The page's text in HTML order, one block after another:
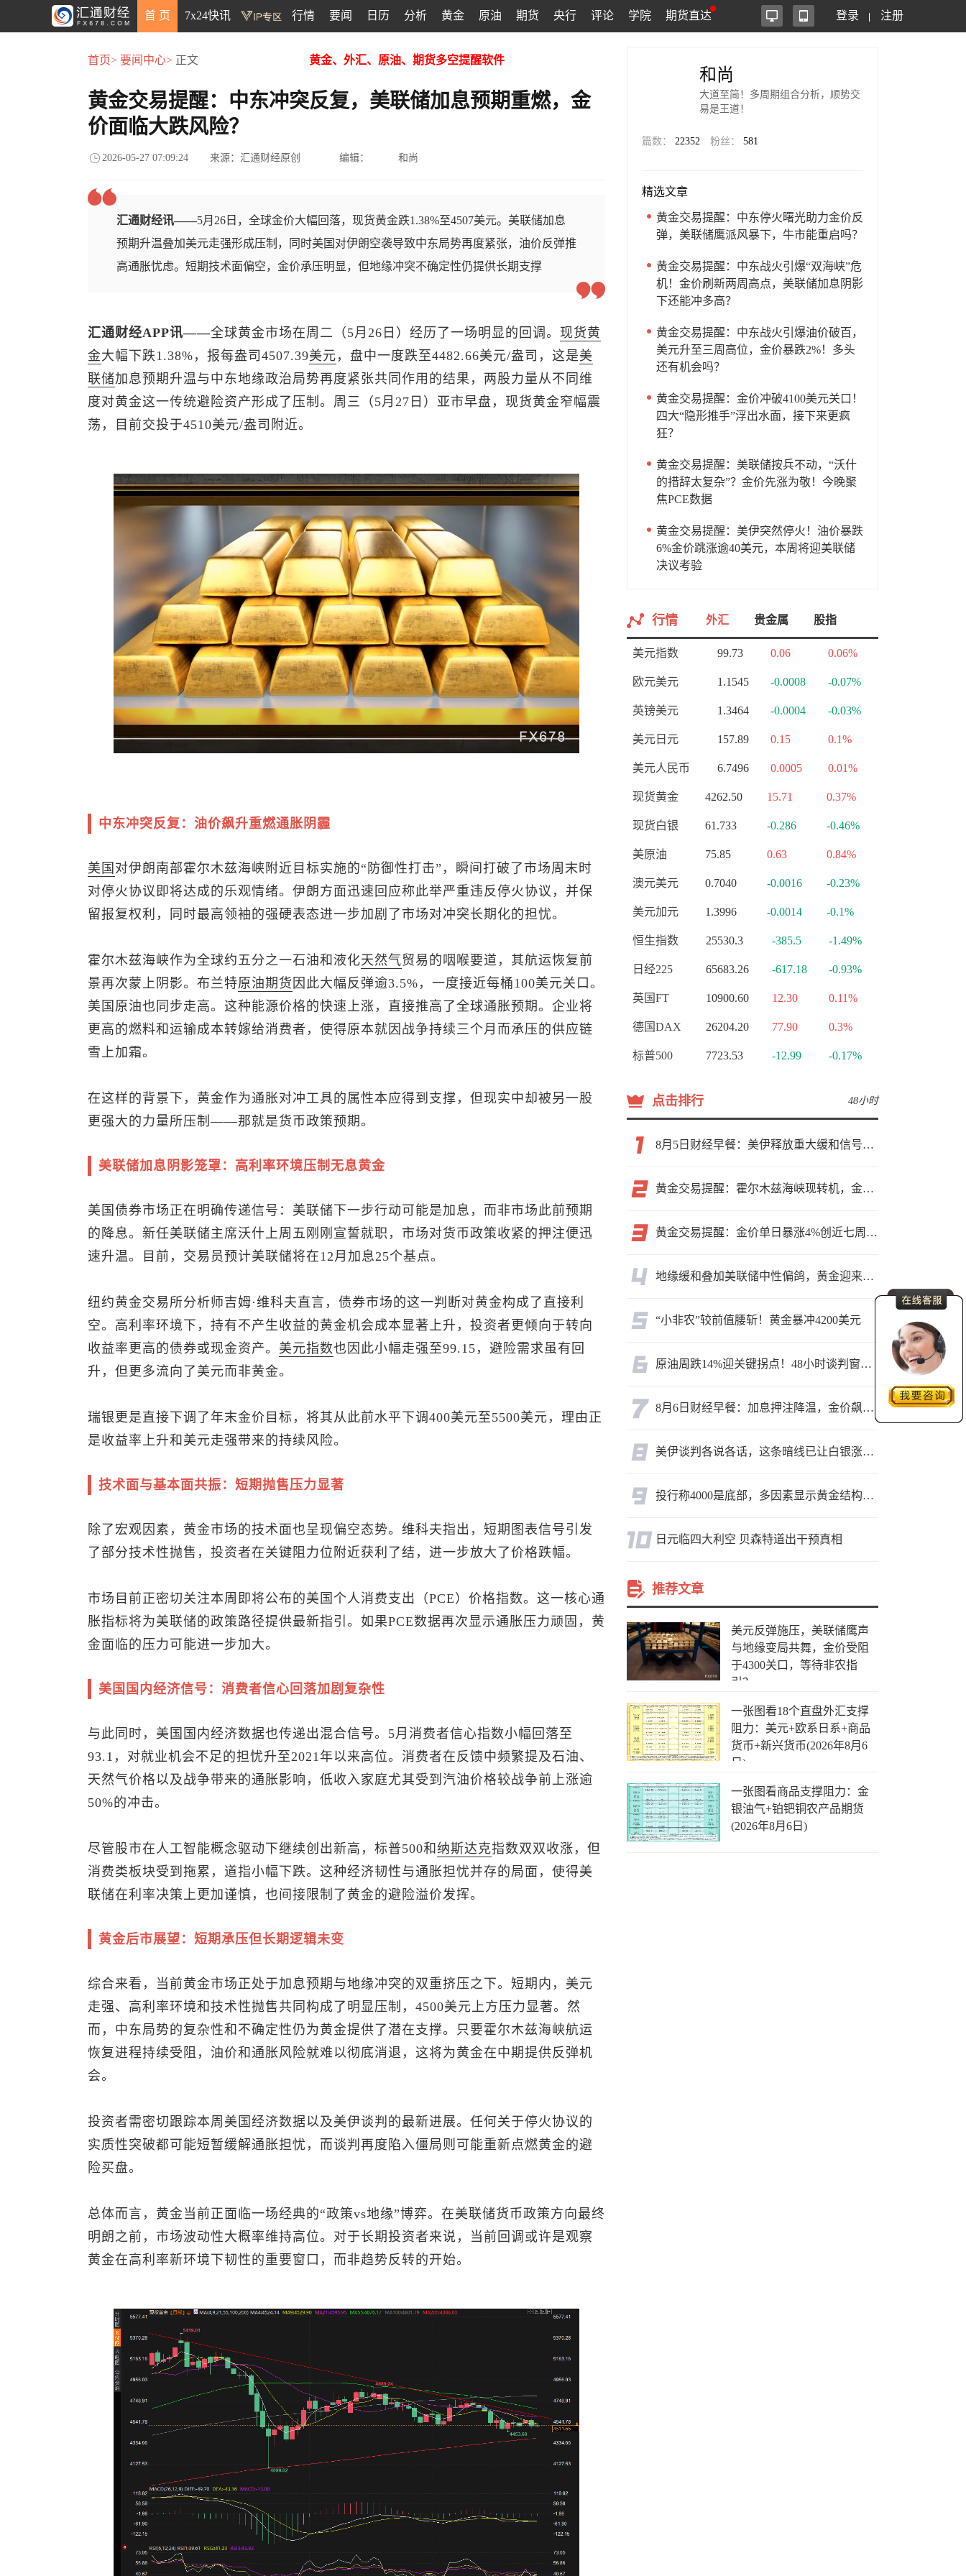
首 页 7x24快讯 行情 要闻 日历 分析 黄金 原油 期货 央行 评论 学院 期货直达 登录 注册
首页> 要闻中心> 正文 黄金、外汇、原油、期货多空提醒软件
黄金交易提醒：中东冲突反复，美联储加息预期重燃，金
价面临大跌风险？
2026-05-27 07:09:24 来源：汇通财经原创 编辑： 和尚
汇通财经讯——5月26日，全球金价大幅回落，现货黄金跌1.38%至4507美元。美联储加息
预期升温叠加美元走强形成压制，同时美国对伊朗空袭导致中东局势再度紧张，油价反弹推
高通胀忧虑。短期技术面偏空，金价承压明显，但地缘冲突不确定性仍提供长期支撑
汇通财经APP讯——全球黄金市场在周二（5月26日）经历了一场明显的回调。 现货黄
金大幅下跌1.38%，报每盎司4507.39美元 ，盘中一度跌至4482.66美元/盎司，这是美
联储加息预期升温与中东地缘政治局势再度紧张共同作用的结果，两股力量从不同维
度对黄金这一传统避险资产形成了压制。周三（5月27日）亚市早盘， 现货黄金窄幅震
荡，目前交投于4510美元/盎司附近。
中东冲突反复：油价飙升重燃通胀阴霾
美国 对伊朗南部霍尔木兹海峡附近目标实施的“防御性打击”，瞬间打破了市场周末时
对停火协议即将达成的乐观情绪。伊朗方面迅速回应称此举严重违反停火协议，并保
留报复权利，同时最高领袖的强硬表态进一步加剧了市场对冲突长期化的担忧。
霍尔木兹海峡作为全球约五分之一石油和液化天然气 贸易的咽喉要道，其航运恢复前
景再次蒙上阴影。布兰特原油期货 因此大幅反弹逾3.5%，一度接近每桶100美元关口。
美国原油也同步走高。这种能源价格的快速上涨，直接推高了全球通胀预期。企业将
更高的燃料和运输成本转嫁给消费者，使得原本就因战争持续三个月而承压的供应链
雪上加霜。
在这样的背景下，黄金作为通胀对冲工具的属性本应得到支撑，但现实中却被另一股
更强大的力量所压制——那就是货币政策预期。
美联储加息阴影笼罩：高利率环境压制无息黄金
美国债券市场正在明确传递信号：美联储下一步行动可能是加息，而非市场此前预期
的降息。新任美联储主席沃什上周五刚刚宣誓就职，市场对货币政策收紧的押注便迅
速升温。目前，交易员预计美联储将在12月加息25个基点。
纽约黄金交易所分析师吉姆·维科夫直言，债券市场的这一判断对黄金构成了直接利
空。高利率环境下，持有不产生收益的黄金机会成本显著上升，投资者更倾向于转向
收益率更高的债券或现金资产。 美元指数也因此小幅走强至99.15，避险需求虽有回
升，但更多流向了美元而非黄金。
瑞银更是直接下调了年末金价目标，将其从此前水平下调400美元至5500美元，理由正
是收益率上升和美元走强带来的持续风险。
技术面与基本面共振：短期抛售压力显著
除了宏观因素，黄金市场的技术面也呈现偏空态势。维科夫指出，短期图表信号引发
了部分技术性抛售，投资者在关键阻力位附近获利了结，进一步放大了价格跌幅。
市场目前正密切关注本周即将公布的美国个人消费支出（PCE）价格指数。这一核心通
胀指标将为美联储的政策路径提供最新指引。如果PCE数据再次显示通胀压力顽固，黄
金面临的压力可能进一步加大。
美国国内经济信号：消费者信心回落加剧复杂性
与此同时，美国国内经济数据也传递出混合信号。5月消费者信心指数小幅回落至
93.1，对就业机会不足的担忧升至2021年以来高位。消费者在反馈中频繁提及石油、
天然气价格以及战争带来的通胀影响，低收入家庭尤其受到汽油价格较战争前上涨逾
50%的冲击。
尽管股市在人工智能概念驱动下继续创出新高， 标普500和 纳斯达克指数双双收涨，但
消费类板块受到拖累，道指小幅下跌。这种经济韧性与通胀担忧并存的局面，使得美
联储在利率决策上更加谨慎，也间接限制了黄金的避险溢价发挥。
黄金后市展望：短期承压但长期逻辑未变
综合来看，当前黄金市场正处于加息预期与地缘冲突的双重挤压之下。短期内，美元
走强、高利率环境和技术性抛售共同构成了明显压制，4500美元上方压力显著。然
而，中东局势的复杂性和不确定性仍为黄金提供了潜在支撑。只要霍尔木兹海峡航运
恢复进程持续受阻，油价和通胀风险就难以彻底消退，这将为黄金在中期提供反弹机
会。
投资者需密切跟踪本周美国经济数据以及美伊谈判的最新进展。任何关于停火协议的
实质性突破都可能短暂缓解通胀担忧，而谈判再度陷入僵局则可能重新点燃黄金的避
险买盘。
总体而言，黄金当前正面临一场经典的“政策vs地缘”博弈。在美联储货币政策方向最终
明朗之前，市场波动性大概率维持高位。对于长期投资者来说，当前回调或许是观察
黄金在高利率新环境下韧性的重要窗口，而非趋势反转的开始。
和尚
大道至简！多周期组合分析，顺势交
易是王道！
篇数： 22352 粉丝： 581
精选文章
黄金交易提醒：中东停火曙光助力金价反
弹，美联储鹰派风暴下，牛市能重启吗？
黄金交易提醒：中东战火引爆“双海峡”危
机！金价刷新两周高点，美联储加息阴影
下还能冲多高？
黄金交易提醒：中东战火引爆油价破百，
美元升至三周高位，金价暴跌2%！多头
还有机会吗？
黄金交易提醒：金价冲破4100美元关口！
四大“隐形推手”浮出水面，接下来更疯
狂？
黄金交易提醒：美联储按兵不动，“沃什
的措辞太复杂”？金价先涨为敬！今晚聚
焦PCE数据
黄金交易提醒：美伊突然停火！油价暴跌
6%金价跳涨逾40美元，本周将迎美联储
决议考验
行情 外汇 贵金属 股指
美元指数 99.73 0.06 0.06%
欧元美元 1.1545 -0.0008 -0.07%
英镑美元 1.3464 -0.0004 -0.03%
美元日元 157.89 0.15 0.1%
美元人民币 6.7496 0.0005 0.01%
现货黄金 4262.50 15.71 0.37%
现货白银 61.733 -0.286 -0.46%
美原油 75.85 0.63 0.84%
澳元美元 0.7040 -0.0016 -0.23%
美元加元 1.3996 -0.0014 -0.1%
恒生指数 25530.3 -385.5 -1.49%
日经225 65683.26 -617.18 -0.93%
英国FT 10900.60 12.30 0.11%
德国DAX 26204.20 77.90 0.3%
标普500 7723.53 -12.99 -0.17%
点击排行 48小时
8月5日财经早餐：美伊释放重大缓和信号，现货黄金高位持稳，美油重挫超6%
黄金交易提醒：霍尔木兹海峡现转机，金价小幅反弹，能否借就业数据再上新台阶？
黄金交易提醒：金价单日暴涨4%创近七周新高，加息预期降温叠加霍尔木兹“暂停信号”，牛市重启了？
地缘缓和叠加美联储中性偏鸽，黄金迎来上行窗口
“小非农”较前值腰斩！黄金暴冲4200美元
原油周跌14%迎关键拐点！48小时谈判窗口，暗藏行情变数
8月6日财经早餐：加息押注降温，金价飙升至近两个月高位，地缘缓和预期，美油75关口拉锯
美伊谈判各说各话，这条暗线已让白银涨疯了
投行称4000是底部，多因素显示黄金结构性机会显现
日元临四大利空 贝森特道出干预真相
推荐文章
美元反弹施压，美联储鹰声
与地缘变局共舞，金价受阻
于4300关口，等待非农指
引？
一张图看18个直盘外汇支撑
阻力：美元+欧系日系+商品
货币+新兴货币(2026年8月6
日)
一张图看商品支撑阻力：金
银油气+铂钯铜农产品期货
(2026年8月6日)